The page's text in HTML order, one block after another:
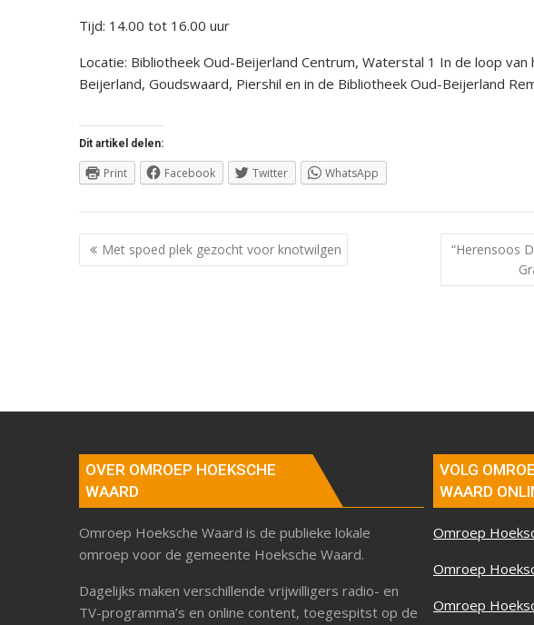
Tijd: 14.00 tot 16.00 uur
Locatie: Bibliotheek Oud-Beijerland Centrum, Waterstal 1 In de loop
Beijerland, Goudswaard, Piershil en in de Bibliotheek Oud-Beijerland
Dit artikel delen:
Print Facebook Twitter WhatsApp
Berichtnavigatie
Met spoed plek gezocht voor knotwilgen
“Herensoos
OVER OMROEP HOEKSCHE
WAARD
Omroep Hoeksche Waard is de publieke lokale
omroep voor de gemeente Hoeksche Waard.
Dagelijks maken verschillende vrijwilligers radio- en
TV-programma’s en online content, toegespitst op de
VOLG
WAARD
Omroep
Omroep
Omroep